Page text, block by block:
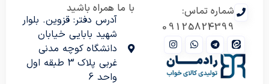
شماره تماس:
09125824399
با ما همراه باشید
آدرس دفتر: قزوین. بلوار
شهید بابایی خیابان
دانشگاه کوچه مدنی
غربی پلاک 3 طبقه اول
واحد 6